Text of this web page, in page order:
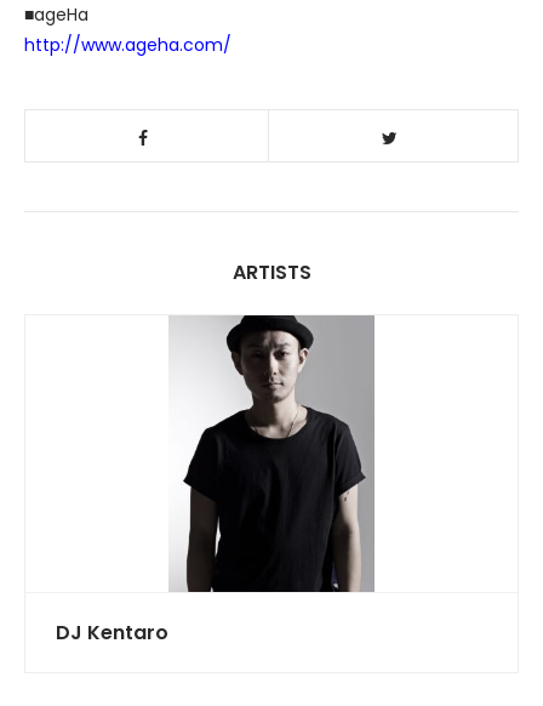
■ageHa
http://www.ageha.com/
ARTISTS
DJ Kentaro